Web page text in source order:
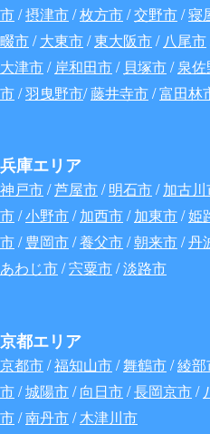
市/摂津市/枚方市/交野市/寝
畷市/大東市/東大阪市/ 八尾市
大津市/ 岸和田市/ 貝塚市/泉
市/羽曳野市/藤井寺市/富田林
兵庫エリア
神戸市/芦屋市/明石市/加古
市/小野市/加西市/加東市/姫
市/豊岡市/養父市/朝来市/丹
あわじ市/宍粟市/淡路市
京都エリア
京都市/福知山市/舞鶴市/綾
市/城陽市/向日市/長岡京市/
市/南丹市/木津川市